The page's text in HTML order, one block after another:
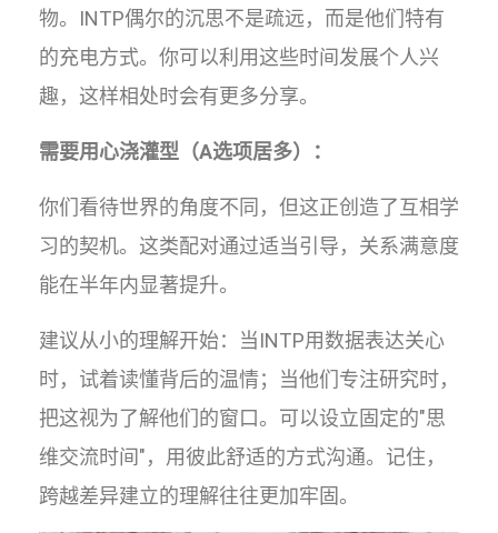
物。INTP偶尔的沉思不是疏远，而是他们特有
的充电方式。你可以利用这些时间发展个人兴
趣，这样相处时会有更多分享。
需要用心浇灌型（A选项居多）：
你们看待世界的角度不同，但这正创造了互相学
习的契机。这类配对通过适当引导，关系满意度
能在半年内显著提升。
建议从小的理解开始：当INTP用数据表达关心
时，试着读懂背后的温情；当他们专注研究时，
把这视为了解他们的窗口。可以设立固定的"思
维交流时间"，用彼此舒适的方式沟通。记住，
跨越差异建立的理解往往更加牢固。